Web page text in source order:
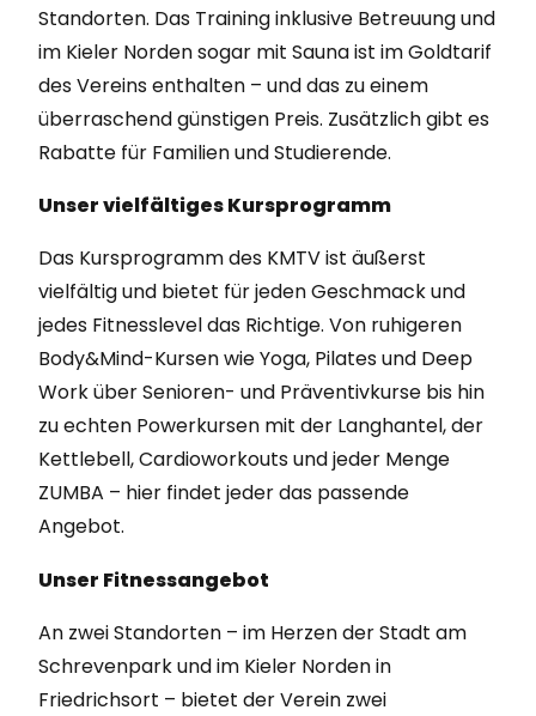
Standorten. Das Training inklusive Betreuung und
im Kieler Norden sogar mit Sauna ist im Goldtarif
des Vereins enthalten – und das zu einem
überraschend günstigen Preis. Zusätzlich gibt es
Rabatte für Familien und Studierende.
Unser vielfältiges Kursprogramm
Das Kursprogramm des KMTV ist äußerst
vielfältig und bietet für jeden Geschmack und
jedes Fitnesslevel das Richtige. Von ruhigeren
Body&Mind-Kursen wie Yoga, Pilates und Deep
Work über Senioren- und Präventivkurse bis hin
zu echten Powerkursen mit der Langhantel, der
Kettlebell, Cardioworkouts und jeder Menge
ZUMBA – hier findet jeder das passende
Angebot.
Unser Fitnessangebot
An zwei Standorten – im Herzen der Stadt am
Schrevenpark und im Kieler Norden in
Friedrichsort – bietet der Verein zwei